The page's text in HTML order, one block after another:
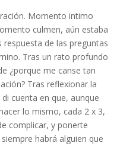
Momento intimo
culmen, aún estaba
de las preguntas
Tras un rato profundo
¿porque me canse tan
Tras reflexionar la
cuenta en que, aunque
lo mismo, cada 2 x 3,
complicar, y ponerte
habrá alguien que